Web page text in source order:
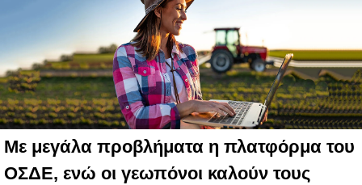
Με μεγάλα προβλήματα η πλατφόρμα του
ΟΣΔΕ, ενώ οι γεωπόνοι καλούν τους